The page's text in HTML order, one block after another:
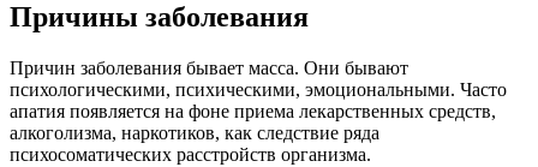
Причины заболевания
Причин заболевания бывает масса. Они бывают
психологическими, психическими, эмоциональными. Часто
апатия появляется на фоне приема лекарственных средств,
алкоголизма, наркотиков, как следствие ряда
психосоматических расстройств организма.